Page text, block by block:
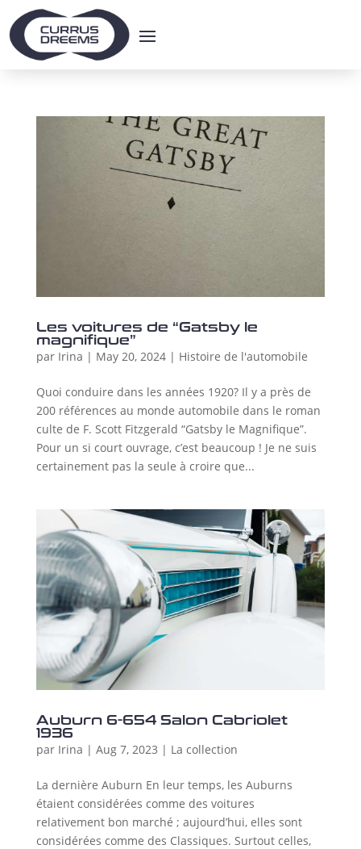
Les voitures de “Gatsby le
magnifique”
par Irina | May 20, 2024| Histoire de l'automobile
Quoi conduire dans les années 1920? Il y a près de
200 références au monde automobile dans le roman
culte de F. Scott Fitzgerald “Gatsby le Magnifique”.
Pour un si court ouvrage, c’est beaucoup ! Je ne suis
certainement pas la seule à croire que...
Auburn 6-654 Salon Cabriolet
1936
par Irina | Aug 7, 2023 | La collection
La dernière Auburn En leur temps, les Auburns
étaient considérées comme des voitures
relativement bon marché ; aujourd’hui, elles sont
considérées comme des Classiques. Surtout celles,